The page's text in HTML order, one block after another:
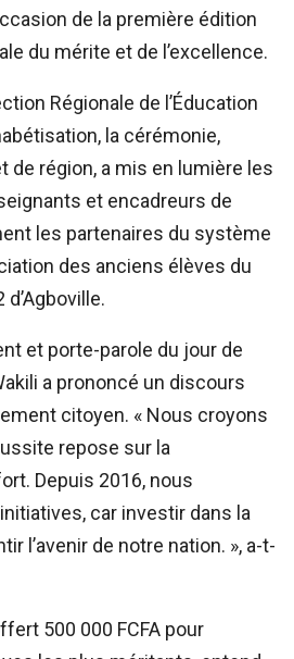
de la première édition
du mérite et de l’excellence.
Régionale de l’Éducation
la cérémonie,
de région, a mis en lumière les
et encadreurs de
les partenaires du système
des anciens élèves du
et porte-parole du jour de
a prononcé un discours
citoyen. « Nous croyons
repose sur la
Depuis 2016, nous
car investir dans la
l’avenir de notre nation. », a-t-
500 000 FCFA pour